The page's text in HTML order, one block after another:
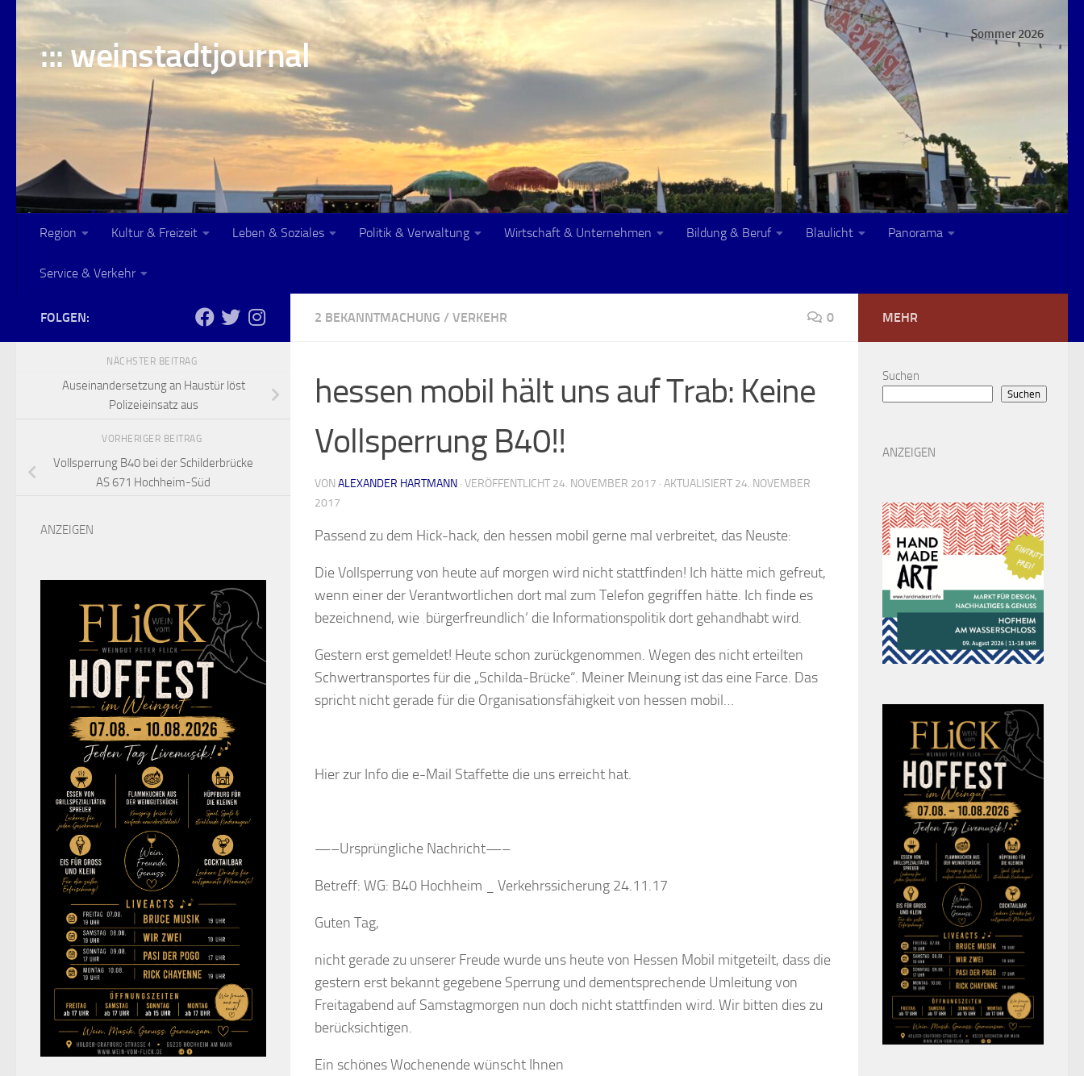
Skip to content
::: weinstadtjournal
Sommer 2026
Region Kultur & Freizeit Leben & Soziales Politik & Verwaltung Wirtschaft & Unternehmen Bildung & Beruf Blaulicht Panorama
Service & Verkehr
2 BEKANNTMACHUNG / VERKEHR 0
hessen mobil hält uns auf Trab: Keine
Vollsperrung B40!!
VON ALEXANDER HARTMANN · VERÖFFENTLICHT 24. NOVEMBER 2017 · AKTUALISIERT 24. NOVEMBER
2017
Passend zu dem Hick-hack, den hessen mobil gerne mal verbreitet, das Neuste:
Die Vollsperrung von heute auf morgen wird nicht stattfinden! Ich hätte mich gefreut,
wenn einer der Verantwortlichen dort mal zum Telefon gegriffen hätte. Ich finde es
bezeichnend, wie ‚bürgerfreundlich‘ die Informationspolitik dort gehandhabt wird.
Gestern erst gemeldet! Heute schon zurückgenommen. Wegen des nicht erteilten
Schwertransportes für die „Schilda-Brücke“. Meiner Meinung ist das eine Farce. Das
spricht nicht gerade für die Organisationsfähigkeit von hessen mobil…
Hier zur Info die e-Mail Staffette die uns erreicht hat.
—–Ursprüngliche Nachricht—–
Betreff: WG: B40 Hochheim _ Verkehrssicherung 24.11.17
Guten Tag,
nicht gerade zu unserer Freude wurde uns heute von Hessen Mobil mitgeteilt, dass die
gestern erst bekannt gegebene Sperrung und dementsprechende Umleitung von
Freitagabend auf Samstagmorgen nun doch nicht stattfinden wird. Wir bitten dies zu
berücksichtigen.
Ein schönes Wochenende wünscht Ihnen
FOLGEN:
NÄCHSTER BEITRAG
Auseinandersetzung an Haustür löst
Polizeieinsatz aus
VORHERIGER BEITRAG
Vollsperrung B40 bei der Schilderbrücke
AS 671 Hochheim-Süd
ANZEIGEN
MEHR
Suchen
Suchen
ANZEIGEN